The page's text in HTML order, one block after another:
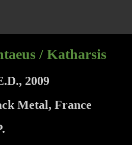
/ Katharsis
2009
Metal, France